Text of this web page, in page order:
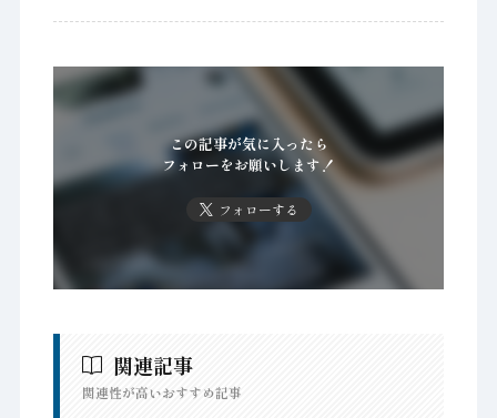
この記事が気に入ったら
フォローをお願いします！
フォローする
関連記事
関連性が高いおすすめ記事